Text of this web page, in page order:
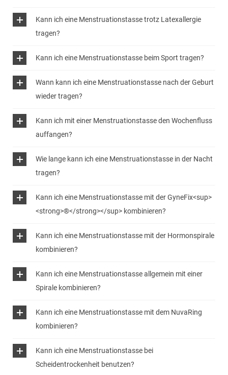
Kann ich eine Menstruationstasse trotz Latexallergie
tragen?
Kann ich eine Menstruationstasse beim Sport tragen?
Wann kann ich eine Menstruationstasse nach der Geburt
wieder tragen?
Kann ich mit einer Menstruationstasse den Wochenfluss
auffangen?
Wie lange kann ich eine Menstruationstasse in der Nacht
tragen?
Kann ich eine Menstruationstasse mit der GyneFix<sup>
<strong>®</strong></sup> kombinieren?
Kann ich eine Menstruationstasse mit der Hormonspirale
kombinieren?
Kann ich eine Menstruationstasse allgemein mit einer
Spirale kombinieren?
Kann ich eine Menstruationstasse mit dem NuvaRing
kombinieren?
Kann ich eine Menstruationstasse bei
Scheidentrockenheit benutzen?